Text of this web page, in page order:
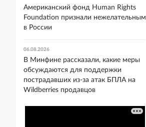
Американский фонд Human Rights
Foundation признали нежелательным
в России
06.08.2026
В Минфине рассказали, какие меры
обсуждаются для поддержки
пострадавших из-за атак БПЛА на
Wildberries продавцов